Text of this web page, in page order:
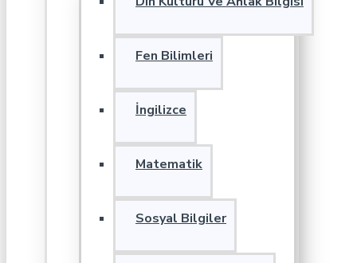
Fen Bilimleri
İngilizce
Matematik
Sosyal Bilgiler